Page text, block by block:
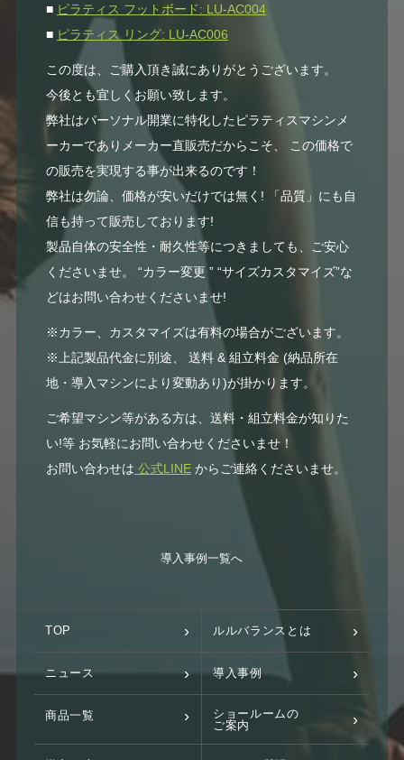
■ ピラティス フットボード: LU-AC004
■ ピラティス リング: LU-AC006
この度は、ご購入頂き誠にありがとうございます。
今後とも宜しくお願い致します。
弊社はパーソナル開業に特化したピラティスマシンメ
ーカーでありメーカー直販売だからこそ、 この価格で
の販売を実現する事が出来るのです！
弊社は勿論、価格が安いだけでは無く! 「品質」にも自
信も持って販売しております!
製品自体の安全性・耐久性等につきましても、ご安心
くださいませ。 “カラー変更 ” “サイズカスタマイズ”な
どはお問い合わせくださいませ!
※カラー、カスタマイズは有料の場合がございます。
※上記製品代金に別途、 送料 & 組立料金 (納品所在
地・導入マシンにより変動あり)が掛かります。
ご希望マシン等がある方は、送料・組立料金が知りた
い!等 お気軽にお問い合わせくださいませ！
お問い合わせは 公式LINEからご連絡くださいませ。
導入事例一覧へ
TOP ルルバランスとは
ニュース 導入事例
商品一覧
ショールームの
ご案内